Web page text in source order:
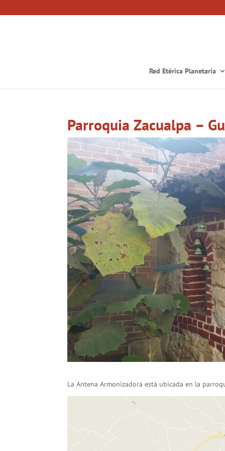
Red Etérica Planetaria
Parroquia Zacualpa –
La Antena Armonizadora está ubicada en la